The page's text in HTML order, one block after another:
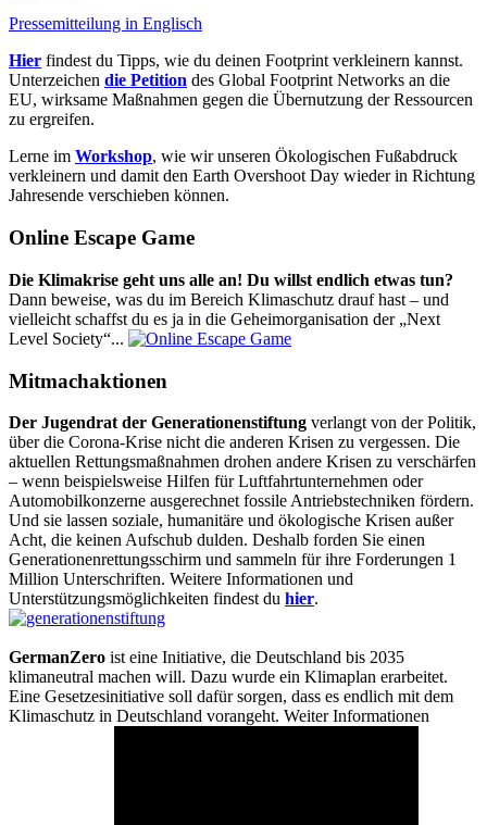
Pressemitteilung in Englisch
Hier findest du Tipps, wie du deinen Footprint verkleinern kannst.
Unterzeichen die Petition des Global Footprint Networks an die
EU, wirksame Maßnahmen gegen die Übernutzung der Ressourcen
zu ergreifen.
Lerne im Workshop, wie wir unseren Ökologischen Fußabdruck
verkleinern und damit den Earth Overshoot Day wieder in Richtung
Jahresende verschieben können.
Online Escape Game
Die Klimakrise geht uns alle an! Du willst endlich etwas tun?
Dann beweise, was du im Bereich Klimaschutz drauf hast – und
vielleicht schaffst du es ja in die Geheimorganisation der „Next
Level Society“...
Mitmachaktionen
Der Jugendrat der Generationenstiftung verlangt von der Politik,
über die Corona-Krise nicht die anderen Krisen zu vergessen. Die
aktuellen Rettungsmaßnahmen drohen andere Krisen zu verschärfen
– wenn beispielsweise Hilfen für Luftfahrtunternehmen oder
Automobilkonzerne ausgerechnet fossile Antriebstechniken fördern.
Und sie lassen soziale, humanitäre und ökologische Krisen außer
Acht, die keinen Aufschub dulden. Deshalb forden Sie einen
Generationenrettungsschirm und sammeln für ihre Forderungen 1
Million Unterschriften. Weitere Informationen und
Unterstützungsmöglichkeiten findest du hier.
GermanZero ist eine Initiative, die Deutschland bis 2035
klimaneutral machen will. Dazu wurde ein Klimaplan erarbeitet.
Eine Gesetzesinitiative soll dafür sorgen, dass es endlich mit dem
Klimaschutz in Deutschland vorangeht. Weiter Informationen